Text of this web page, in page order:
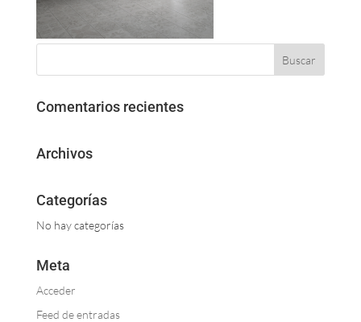
Comentarios recientes
Archivos
Categorías
No hay categorías
Meta
Acceder
Feed de entradas